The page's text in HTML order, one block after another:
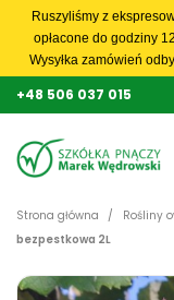
Ruszyliśmy z
opłacone do godziny
Wysyłka zamówień
+48 506 037 015
Strona główna Rośliny
bezpestkowa 2L